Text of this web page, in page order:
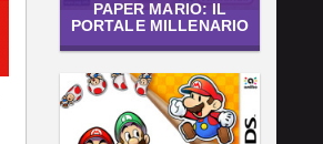
PAPER MARIO: IL
PORTALE MILLENARIO